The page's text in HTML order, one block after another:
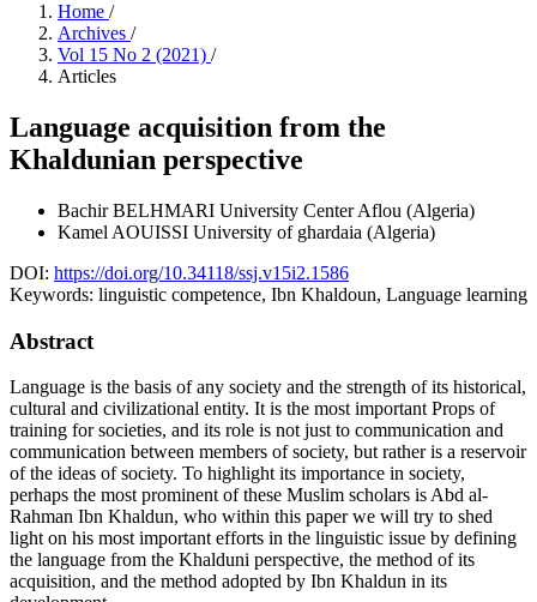
Home /
Archives /
Vol 15 No 2 (2021) /
Articles
Language acquisition from the
Khaldunian perspective
Bachir BELHMARI University Center Aflou (Algeria)
Kamel AOUISSI University of ghardaia (Algeria)
DOI: https://doi.org/10.34118/ssj.v15i2.1586
Keywords: linguistic competence, Ibn Khaldoun, Language learning
Abstract
Language is the basis of any society and the strength of its historical,
cultural and civilizational entity. It is the most important Props of
training for societies, and its role is not just to communication and
communication between members of society, but rather is a reservoir
of the ideas of society. To highlight its importance in society,
perhaps the most prominent of these Muslim scholars is Abd al-
Rahman Ibn Khaldun, who within this paper we will try to shed
light on his most important efforts in the linguistic issue by defining
the language from the Khalduni perspective, the method of its
acquisition, and the method adopted by Ibn Khaldun in its